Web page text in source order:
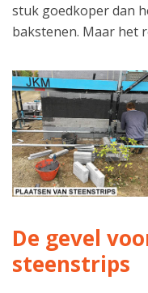
stuk goedkoper dan
bakstenen. Maar het
De gevel
steenstrips